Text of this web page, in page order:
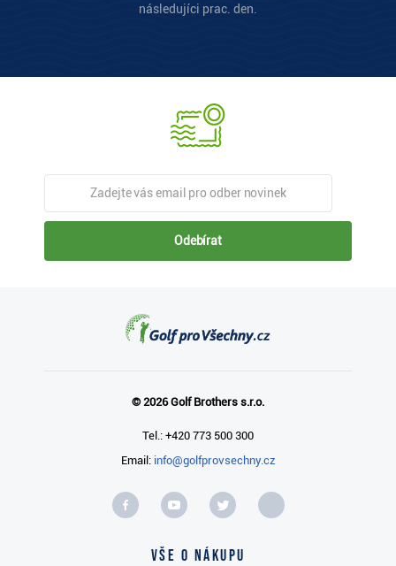
následujíci prac. den.
Odebírat
© 2026 Golf Brothers s.r.o.
Tel.: +420 773 500 300
Email: info@golfprovsechny.cz
Vše o nákupu